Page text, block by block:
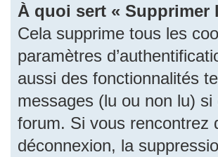
À quoi sert «
Cela supprime tous les
paramètres
aussi des fonctionnalités
messages (lu ou non lu)
forum. Si vous rencontrez
déconnexion, la